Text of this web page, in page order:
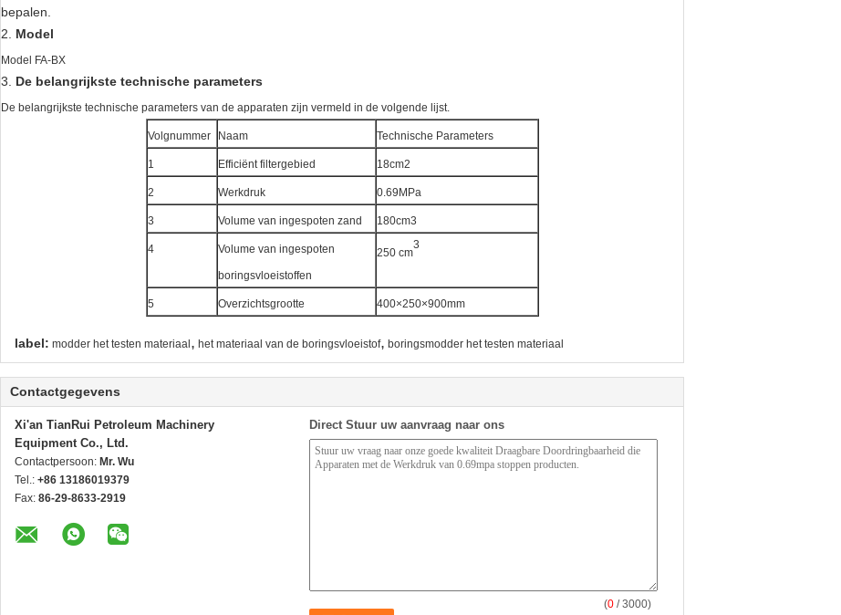
bepalen.
2. Model
Model FA-BX
3. De belangrijkste technische parameters
De belangrijkste technische parameters van de apparaten zijn vermeld in de volgende lijst.
Volgnummer Naam Technische Parameters
1 Efficiënt filtergebied 18cm2
2 Werkdruk 0.69MPa
3 Volume van ingespoten zand 180cm3
4 Volume van ingespoten
boringsvloeistoffen
250 cm
3
5 Overzichtsgrootte 400×250×900mm
label: modder het testen materiaal , het materiaal van de boringsvloeistof, boringsmodder het testen materiaal
Contactgegevens
Xi'an TianRui Petroleum Machinery
Equipment Co., Ltd.
Contactpersoon: Mr. Wu
Tel.: +86 13186019379
Fax: 86-29-8633-2919
Direct Stuur uw aanvraag naar ons
(0 / 3000)